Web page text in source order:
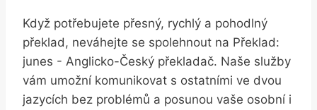
Když‍ potřebujete přesný, ‍rychlý a pohodlný
‍překlad, neváhejte se spolehnout na​ Překlad:
junes ⁤- Anglicko-Český⁢ překladač. ‌Naše služby
vám ​umožní komunikovat s ostatními ve dvou
jazycích bez problémů ‍a⁤ posunou vaše⁤ osobní ⁢i